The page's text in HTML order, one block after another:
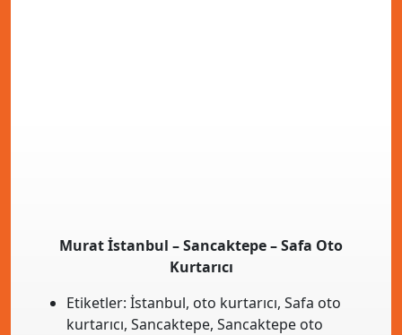
Murat İstanbul – Sancaktepe – Safa Oto
Kurtarıcı
Etiketler: İstanbul, oto kurtarıcı, Safa oto
kurtarıcı, Sancaktepe, Sancaktepe oto